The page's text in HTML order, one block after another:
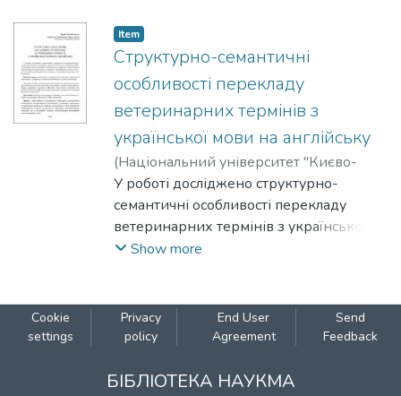
польську мову. Вказано мету створення
неологізмів письменницею, звернено
увагу на завдання перекладача.
Стверджено, що складнощі перекладу
текстів художньої літератури пов'язані
із пошуком еквівалента в мові
перекладу і складністю відтворення
образу героя.
Item
Структурно-семантичні
особливості перекладу
ветеринарних термінів з
української мови на англійську
(Національний університет "Києво-
Могилянська академія",2025)
Середницька, Марія
У роботі досліджено структурно-
семантичні особливості перекладу
ветеринарних термінів з української
мови на англійську. Проаналізовано
перекладацькі стратегії. Практична
цінність полягає в розробці
ветеринарної літератури.
Show more
Cookie
settings
Privacy
policy
End User
Agreement
Send
Feedback
БІБЛІОТЕКА НАУКМА